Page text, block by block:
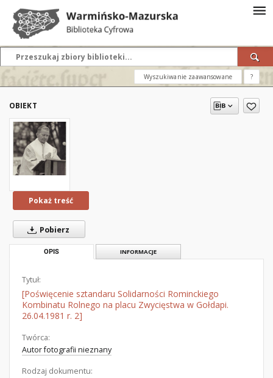
Wyszukiwanie zaawansowane ?
OBIEKT
Pokaż treść
Pobierz
OPIS INFORMACJE
Tytuł:
[Poświęcenie sztandaru Solidarności Rominckiego
Kombinatu Rolnego na placu Zwycięstwa w Gołdapi.
26.04.1981 r. 2]
Twórca:
Autor fotografii nieznany
Rodzaj dokumentu: